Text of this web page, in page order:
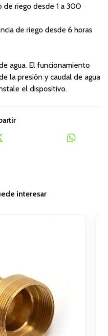
de riego desde 1 a 300
de riego desde 6 horas
agua. El funcionamiento
la presión y caudal de agua
el dispositivo.
interesar